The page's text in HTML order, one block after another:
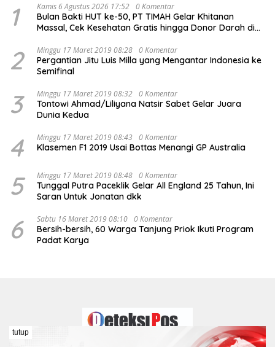
1 Kamis 6 Agustus 2026 17:52 0 Komentar
Bulan Bakti HUT ke-50, PT TIMAH Gelar Khitanan
Massal, Cek Kesehatan Gratis hingga Donor Darah di
2 Minggu 17 Maret 2019 08:28 0 Komentar
Pergantian Jitu Luis Milla yang Mengantar Indonesia ke
Semifinal
3 Minggu 17 Maret 2019 08:32 0 Komentar
Tontowi Ahmad/Liliyana Natsir Sabet Gelar Juara
Dunia Kedua
4 Minggu 17 Maret 2019 08:43 0 Komentar
Klasemen F1 2019 Usai Bottas Menangi GP Australia
5 Minggu 17 Maret 2019 08:48 0 Komentar
Tunggal Putra Paceklik Gelar All England 25 Tahun, Ini
Saran Untuk Jonatan dkk
6 Sabtu 16 Maret 2019 08:10 0 Komentar
Bersih-bersih, 60 Warga Tanjung Priok Ikuti Program
Padat Karya
tutup